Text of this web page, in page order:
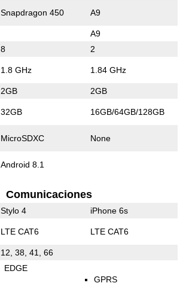
Snapdragon 450 A9
A9
8 2
1.8 GHz 1.84 GHz
2GB 2GB
32GB 16GB/64GB/128GB
MicroSDXC None
Android 8.1
Comunicaciones
Stylo 4 iPhone 6s
LTE CAT6 LTE CAT6
12, 38, 41, 66
EDGE
GPRS